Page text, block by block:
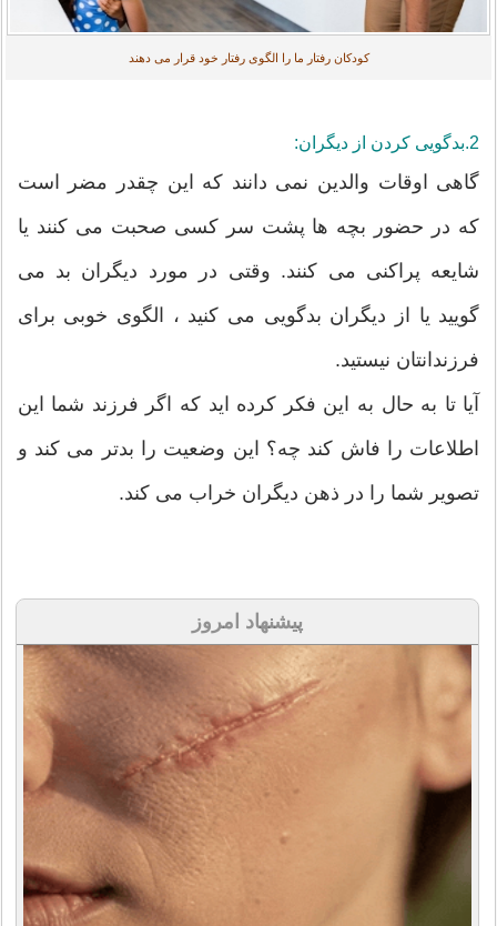
کودکان رفتار ما را الگوی رفتار خود قرار می دهند
2.بدگویی کردن از دیگران:
گاهی اوقات والدین نمی دانند که این چقدر مضر است
که در حضور بچه ها پشت سر کسی صحبت می کنند یا
شایعه پراکنی می کنند. وقتی در مورد دیگران بد می
گویید یا از دیگران بدگویی می کنید ، الگوی خوبی برای
فرزندانتان نیستید.
آیا تا به حال به این فکر کرده اید که اگر فرزند شما این
اطلاعات را فاش کند چه؟ این وضعیت را بدتر می کند و
تصویر شما را در ذهن دیگران خراب می کند.
پیشنهاد امروز